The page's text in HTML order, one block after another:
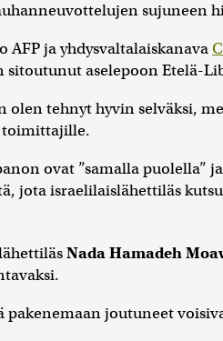
sujuneen
ja yhdysvaltalaiskanava
aselepoon Etelä-
olen tehnyt hyvin selväksi,
toimittajille.
ovat ”samalla puolella”
jota israelilaislähettiläs
Nada Hamadeh
pakenemaan joutuneet